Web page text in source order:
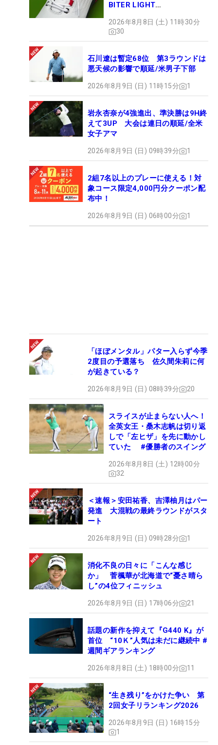
BITER LIGHT
ュー
2026年8月8日 (土) 11時30分
30
石川遼は暫定68位 第3ラウンドは
悪天候の影響で順延/米男子下部
2026年8月9日 (日) 11時15分 1
岩永杏奈が4強進出、準決勝は9H終
えて3UP 大会は連日の順延/全米
女子アマ
2026年8月9日 (日) 09時39分 1
2組7名以上のプレーに使える！対
象コース限定4,000円分クーポン配
布中！
2026年8月9日 (日) 06時00分 1
「ほぼメンタル」パター入らず今季
2度目の予選落ち 佐久間朱莉に何
が起きている？
2026年8月9日 (日) 08時39分 20
スライスが止まらない人へ！
全英女王・桑木志帆は切り返
しで「左ヒザ」を先に動かし
ていた #優勝者のスイング
2026年8月8日 (土) 12時00分
32
＜速報＞安田祐香、吉澤柚月はパー
発進 大混戦の最終ラウンドがスタ
ート
2026年8月9日 (日) 09時28分 1
消化不良の日々に「こんな感じ
か」 菅楓華が北海道で“憂さ晴ら
し”の4位フィニッシュ
2026年8月9日 (日) 17時06分 21
話題の新作を抑えて『G440 K』が
首位 “10Ｋ”人気は未だに継続中 #
週間ギアランキング
2026年8月8日 (土) 18時00分 11
“生き残り”をかけた争い 第
2回女子リランキング2026
2026年8月9日 (日) 16時15分
1